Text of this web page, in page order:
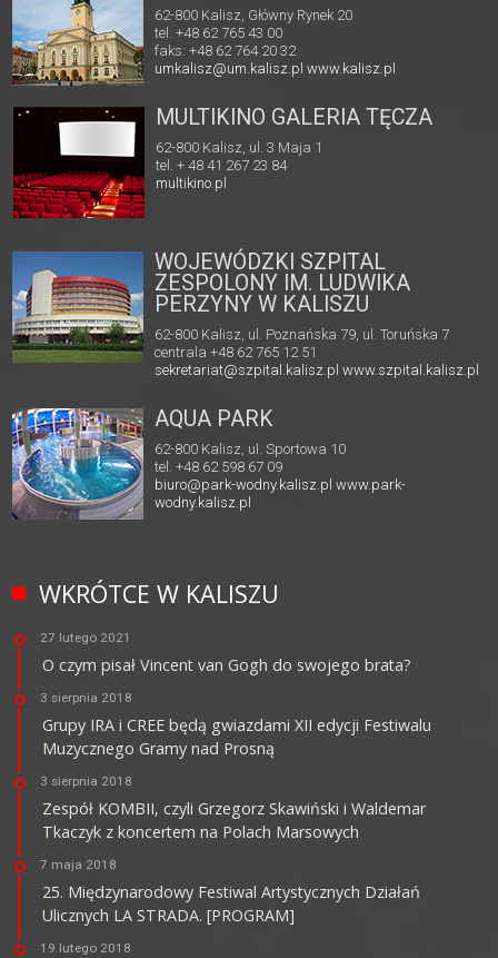
62-800 Kalisz, Główny Rynek 20
tel. +48 62 765 43 00
faks: +48 62 764 20 32
umkalisz@um.kalisz.plwww.kalisz.pl
MULTIKINO GALERIA TĘCZA
62-800 Kalisz, ul. 3 Maja 1
tel. + 48 41 267 23 84
multikino.pl
WOJEWÓDZKI SZPITAL
ZESPOLONY IM. LUDWIKA
PERZYNY W KALISZU
62-800 Kalisz, ul. Poznańska 79, ul. Toruńska 7
centrala +48 62 765 12 51
sekretariat@szpital.kalisz.pl www.szpital.kalisz.pl
AQUA PARK
62-800 Kalisz, ul. Sportowa 10
tel. +48 62 598 67 09
biuro@park-wodny.kalisz.pl www.park-
wodny.kalisz.pl
WKRÓTCE W KALISZU
27 lutego 2021
O czym pisał Vincent van Gogh do swojego brata?
3 sierpnia 2018
Grupy IRA i CREE będą gwiazdami XII edycji Festiwalu
Muzycznego Gramy nad Prosną
3 sierpnia 2018
Zespół KOMBII, czyli Grzegorz Skawiński i Waldemar
Tkaczyk z koncertem na Polach Marsowych
7 maja 2018
25. Międzynarodowy Festiwal Artystycznych Działań
Ulicznych LA STRADA. [PROGRAM]
19 lutego 2018